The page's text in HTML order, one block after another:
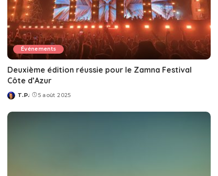
Événements
Deuxième édition réussie pour le Zamna Festival
Côte d’Azur
Posted
T.P. 5 août 2025